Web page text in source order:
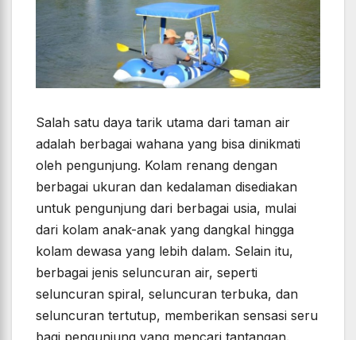
Salah satu daya tarik utama dari taman air
adalah berbagai wahana yang bisa dinikmati
oleh pengunjung. Kolam renang dengan
berbagai ukuran dan kedalaman disediakan
untuk pengunjung dari berbagai usia, mulai
dari kolam anak-anak yang dangkal hingga
kolam dewasa yang lebih dalam. Selain itu,
berbagai jenis seluncuran air, seperti
seluncuran spiral, seluncuran terbuka, dan
seluncuran tertutup, memberikan sensasi seru
bagi pengunjung yang mencari tantangan.